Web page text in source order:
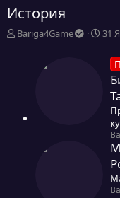
История
А
Bariga4Game
Д
31